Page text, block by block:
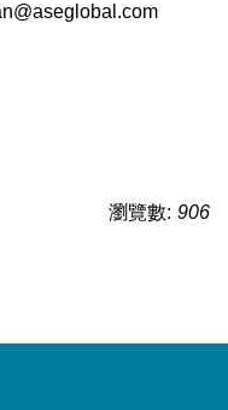
瀏覽數: 906